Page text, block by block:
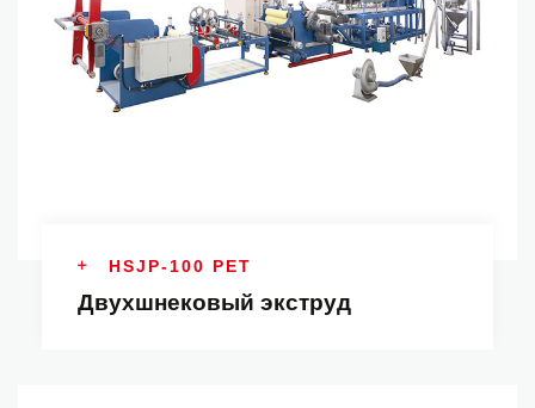
HSJP-100 PET
Двухшнековый экструд